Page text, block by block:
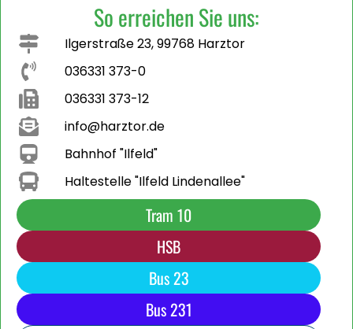
So erreichen Sie uns:
Ilgerstraße 23, 99768 Harztor
036331 373-0
036331 373-12
info@harztor.de
Bahnhof "Ilfeld"
Haltestelle "Ilfeld Lindenallee"
Tram 10
HSB
Bus 23
Bus 231